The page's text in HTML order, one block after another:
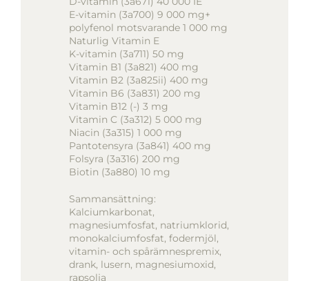
E-vitamin (3a700) 9 000 mg+
polyfenol motsvarande 1 000 mg
Naturlig Vitamin E
K-vitamin (3a711) 50 mg
Vitamin B1 (3a821) 400 mg
Vitamin B2 (3a825ii) 400 mg
Vitamin B6 (3a831) 200 mg
Vitamin B12 (-) 3 mg
Vitamin C (3a312) 5 000 mg
Niacin (3a315) 1 000 mg
Pantotensyra (3a841) 400 mg
Folsyra (3a316) 200 mg
Biotin (3a880) 10 mg
Sammansättning:
Kalciumkarbonat,
magnesiumfosfat, natriumklorid,
monokalciumfosfat, fodermjöl,
vitamin- och spårämnespremix,
drank, lusern, magnesiumoxid,
rapsolja